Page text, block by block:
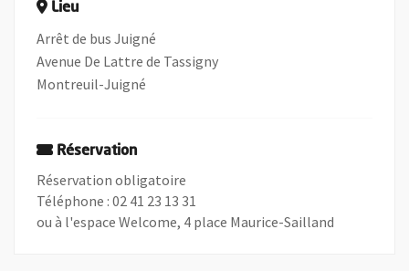
Lieu
Arrêt de bus Juigné
Avenue De Lattre de Tassigny
Montreuil-Juigné
Réservation
Réservation obligatoire
Téléphone : 02 41 23 13 31
ou à l'espace Welcome, 4 place Maurice-Sailland